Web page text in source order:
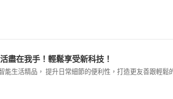
盡在我手！輕鬆享受新科技！
能生活精品， 提升日常細節的便利性，打造更友善跟輕鬆